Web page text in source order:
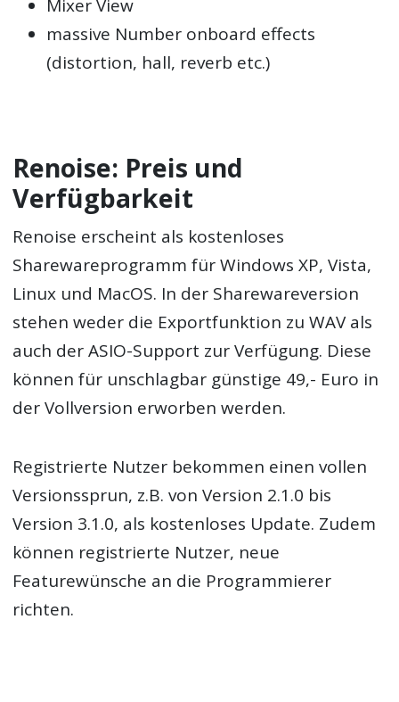
Mixer View
massive Number onboard effects
(distortion, hall, reverb etc.)
Renoise: Preis und
Verfügbarkeit
Renoise erscheint als kostenloses
Sharewareprogramm für Windows XP, Vista,
Linux und MacOS. In der Sharewareversion
stehen weder die Exportfunktion zu WAV als
auch der ASIO-Support zur Verfügung. Diese
können für unschlagbar günstige 49,- Euro in
der Vollversion erworben werden.
Registrierte Nutzer bekommen einen vollen
Versionssprun, z.B. von Version 2.1.0 bis
Version 3.1.0, als kostenloses Update. Zudem
können registrierte Nutzer, neue
Featurewünsche an die Programmierer
richten.